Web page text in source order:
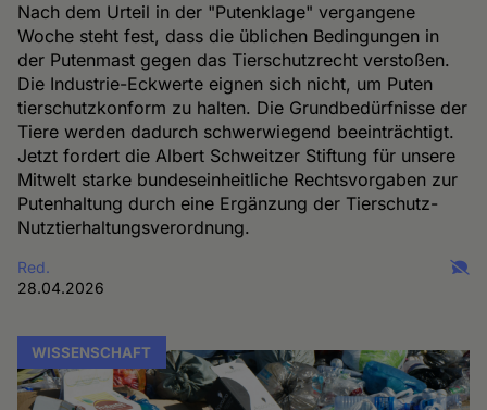
Nach dem Urteil in der "Putenklage" vergangene
Woche steht fest, dass die üblichen Bedingungen in
der Putenmast gegen das Tierschutzrecht verstoßen.
Die Industrie-Eckwerte eignen sich nicht, um Puten
tierschutzkonform zu halten. Die Grundbedürfnisse der
Tiere werden dadurch schwerwiegend beeinträchtigt.
Jetzt fordert die Albert Schweitzer Stiftung für unsere
Mitwelt starke bundeseinheitliche Rechtsvorgaben zur
Putenhaltung durch eine Ergänzung der Tierschutz-
Nutztierhaltungsverordnung.
Red.
28.04.2026
WISSENSCHAFT